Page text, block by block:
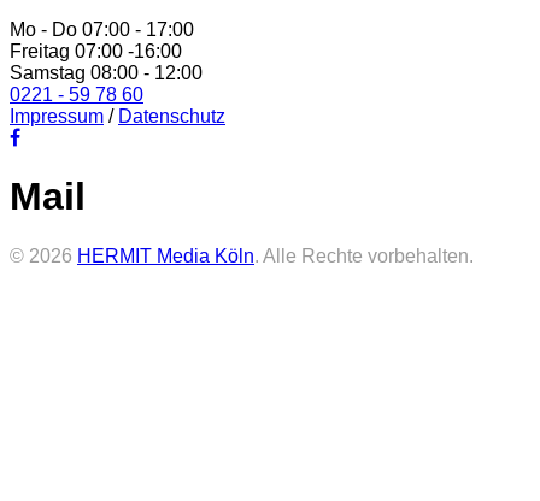
Mo - Do 07:00 - 17:00
Freitag 07:00 -16:00
Samstag 08:00 - 12:00
0221 - 59 78 60
Impressum / Datenschutz
Mail
© 2026 HERMIT Media Köln. Alle Rechte vorbehalten.